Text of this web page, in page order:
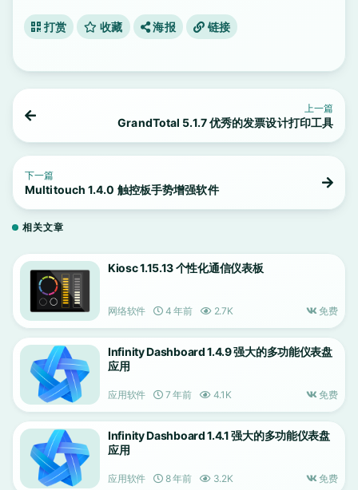
打赏 收藏 海报 链接
上一篇
GrandTotal 5.1.7 优秀的发票设计打印工具
下一篇
Multitouch 1.4.0 触控板手势增强软件
相关文章
Kiosc 1.15.13 个性化通信仪表板
网络软件 4 年前 2.7K 免费
Infinity Dashboard 1.4.9 强大的多功能仪表盘
应用
应用软件 7 年前 4.1K 免费
Infinity Dashboard 1.4.1 强大的多功能仪表盘
应用
应用软件 8 年前 3.2K 免费